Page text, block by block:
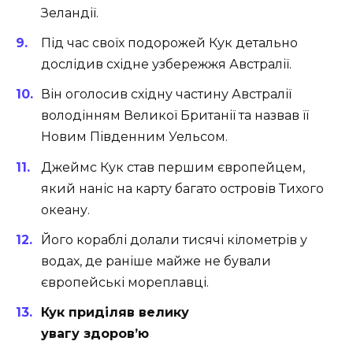
Зеландії.
Під час своїх подорожей Кук детально
дослідив східне узбережжя Австралії.
Він оголосив східну частину Австралії
володінням Великої Британії та назвав її
Новим Південним Уельсом.
Джеймс Кук став першим європейцем,
який наніс на карту багато островів Тихого
океану.
Його кораблі долали тисячі кілометрів у
водах, де раніше майже не бували
європейські мореплавці.
Кук приділяв велику
увагу здоров’ю